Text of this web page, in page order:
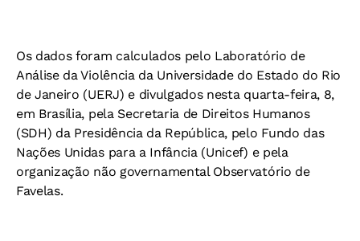
Os dados foram calculados pelo Laboratório de
Análise da Violência da Universidade do Estado do Rio
de Janeiro (UERJ) e divulgados nesta quarta-feira, 8,
em Brasília, pela Secretaria de Direitos Humanos
(SDH) da Presidência da República, pelo Fundo das
Nações Unidas para a Infância (Unicef) e pela
organização não governamental Observatório de
Favelas.